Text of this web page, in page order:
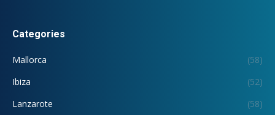
Categories
Mallorca
(58)
Ibiza
(52)
Lanzarote
(58)